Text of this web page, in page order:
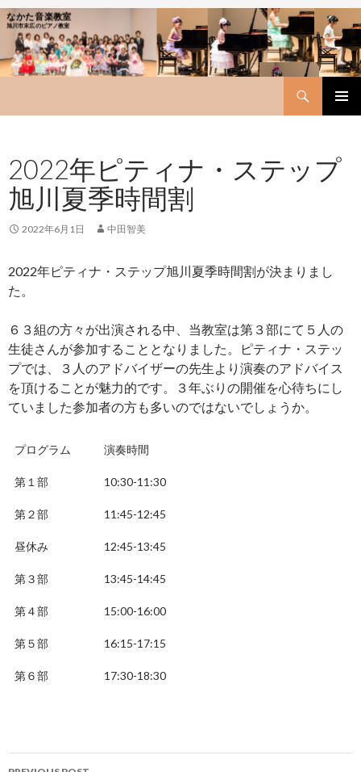
なかた音楽教室
旭川市末広のピアノ教室
2022年ピティナ・ステップ
旭川夏季時間割
2022年6月1日 中田智美
2022年ピティナ・ステップ旭川夏季時間割が決まりまし
た。
６３組の方々が出演される中、当教室は第３部にて５人の
生徒さんが参加することとなりました。ピティナ・ステッ
プでは、３人のアドバイザーの先生より演奏のアドバイス
を頂けることが魅力的です。３年ぶりの開催を心待ちにし
ていました参加者の方も多いのではないでしょうか。
プログラム 演奏時間
第１部 10:30-11:30
第２部 11:45-12:45
昼休み 12:45-13:45
第３部 13:45-14:45
第４部 15:00-16:00
第５部 16:15-17:15
第６部 17:30-18:30
Post